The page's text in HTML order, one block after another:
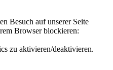
Besuch auf unserer Seite
Browser blockieren:
zu aktivieren/deaktivieren.